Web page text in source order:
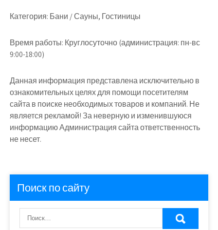
Категория: Бани / Сауны, Гостиницы
Время работы: Круглосуточно (администрация: пн-вс
9:00-18:00)
Данная информация представлена исключительно в
ознакомительных целях для помощи посетителям
сайта в поиске необходимых товаров и компаний. Не
является рекламой! За неверную и изменившуюся
информацию Администрация сайта ответственность
не несет.
Поиск по сайту